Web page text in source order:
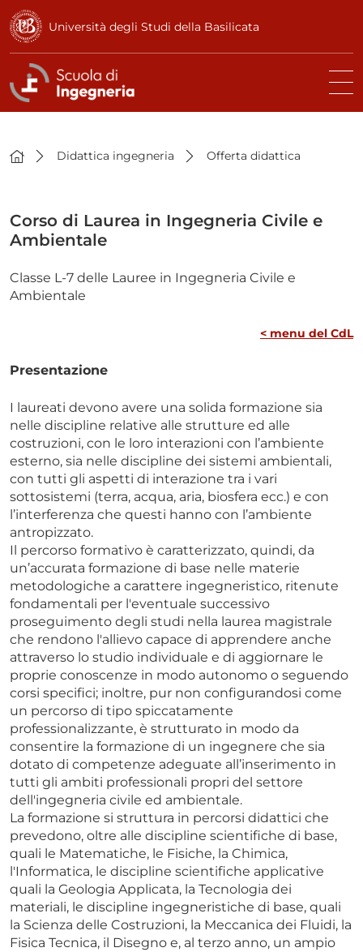
Università degli Studi della Basilicata
Didattica ingegneria Offerta didattica
Corso di Laurea in Ingegneria Civile e
Ambientale
Classe L-7 delle Lauree in Ingegneria Civile e
Ambientale
< menu del CdL
Presentazione
I laureati devono avere una solida formazione sia
nelle discipline relative alle strutture ed alle
costruzioni, con le loro interazioni con l’ambiente
esterno, sia nelle discipline dei sistemi ambientali,
con tutti gli aspetti di interazione tra i vari
sottosistemi (terra, acqua, aria, biosfera ecc.) e con
l’interferenza che questi hanno con l’ambiente
antropizzato.
Il percorso formativo è caratterizzato, quindi, da
un’accurata formazione di base nelle materie
metodologiche a carattere ingegneristico, ritenute
fondamentali per l'eventuale successivo
proseguimento degli studi nella laurea magistrale
che rendono l'allievo capace di apprendere anche
attraverso lo studio individuale e di aggiornare le
proprie conoscenze in modo autonomo o seguendo
corsi specifici; inoltre, pur non configurandosi come
un percorso di tipo spiccatamente
professionalizzante, è strutturato in modo da
consentire la formazione di un ingegnere che sia
dotato di competenze adeguate all’inserimento in
tutti gli ambiti professionali propri del settore
dell'ingegneria civile ed ambientale.
La formazione si struttura in percorsi didattici che
prevedono, oltre alle discipline scientifiche di base,
quali le Matematiche, le Fisiche, la Chimica,
l'Informatica, le discipline scientifiche applicative
quali la Geologia Applicata, la Tecnologia dei
materiali, le discipline ingegneristiche di base, quali
la Scienza delle Costruzioni, la Meccanica dei Fluidi, la
Fisica Tecnica, il Disegno e, al terzo anno, un ampio